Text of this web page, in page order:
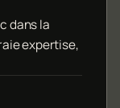
dans la
expertise,